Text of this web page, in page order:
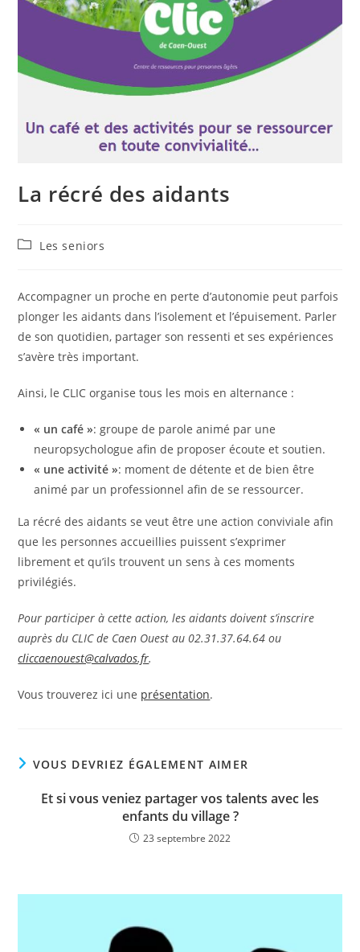
La récré des aidants
PostLes seniors
Accompagner un proche en perte d’autonomie peut parfois
plonger les aidants dans l’isolement et l’épuisement. Parler
de son quotidien, partager son ressenti et ses expériences
s’avère très important.
Ainsi, le CLIC organise tous les mois en alternance :
« un café »: groupe de parole animé par une
neuropsychologue afin de proposer écoute et soutien.
« une activité »: moment de détente et de bien être
animé par un professionnel afin de se ressourcer.
La récré des aidants se veut être une action conviviale afin
que les personnes accueillies puissent s’exprimer
librement et qu’ils trouvent un sens à ces moments
privilégiés.
Pour participer à cette action, les aidants doivent s’inscrire
auprès du CLIC de Caen Ouest au 02.31.37.64.64 ou
cliccaenouest@calvados.fr.
Vous trouverez ici une présentation.
VOUS DEVRIEZ ÉGALEMENT AIMER
Et si vous veniez partager vos talents avec les
enfants du village ?
23 septembre 2022